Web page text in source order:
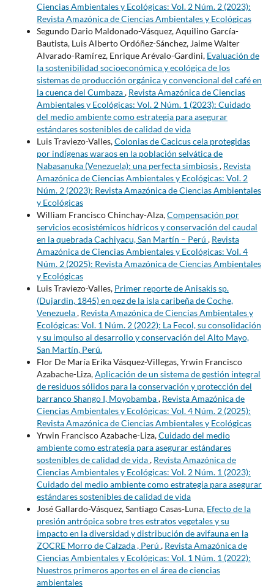
Ciencias Ambientales y Ecológicas: Vol. 2 Núm. 2 (2023):
Revista Amazónica de Ciencias Ambientales y Ecológicas
Segundo Dario Maldonado-Vásquez, Aquilino García-
Bautista, Luis Alberto Ordóñez-Sánchez, Jaime Walter
Alvarado-Ramírez, Enrique Arévalo-Gardini, Evaluación de
la sostenibilidad socioeconómica y ecológica de los
sistemas de producción orgánica y convencional del café en
la cuenca del Cumbaza, Revista Amazónica de Ciencias
Ambientales y Ecológicas: Vol. 2 Núm. 1 (2023): Cuidado
del medio ambiente como estrategia para asegurar
estándares sostenibles de calidad de vida
Luis Traviezo-Valles,Colonias de Cacicus cela protegidas
por indígenas waraos en la población selvática de
Nabasanuka (Venezuela): una perfecta simbiosis, Revista
Amazónica de Ciencias Ambientales y Ecológicas: Vol. 2
Núm. 2 (2023): Revista Amazónica de Ciencias Ambientales
y Ecológicas
William Francisco Chinchay-Alza,Compensación por
servicios ecosistémicos hídricos y conservación del caudal
en la quebrada Cachiyacu, San Martín – Perú , Revista
Amazónica de Ciencias Ambientales y Ecológicas: Vol. 4
Núm. 2 (2025): Revista Amazónica de Ciencias Ambientales
y Ecológicas
Luis Traviezo-Valles, Primer reporte de Anisakis sp.
(Dujardin, 1845) en pez de la isla caribeña de Coche,
Venezuela, Revista Amazónica de Ciencias Ambientales y
Ecológicas: Vol. 1 Núm. 2 (2022): La Fecol, su consolidación
y su impulso al desarrollo y conservación del Alto Mayo,
San Martín, Perú.
Flor De María Erika Vásquez-Villegas, Yrwin Francisco
Azabache-Liza,Aplicación de un sistema de gestión integral
de residuos sólidos para la conservación y protección del
barranco Shango I, Moyobamba, Revista Amazónica de
Ciencias Ambientales y Ecológicas: Vol. 4 Núm. 2 (2025):
Revista Amazónica de Ciencias Ambientales y Ecológicas
Yrwin Francisco Azabache-Liza,Cuidado del medio
ambiente como estrategia para asegurar estándares
sostenibles de calidad de vida, Revista Amazónica de
Ciencias Ambientales y Ecológicas: Vol. 2 Núm. 1 (2023):
Cuidado del medio ambiente como estrategia para asegurar
estándares sostenibles de calidad de vida
José Gallardo-Vásquez, Santiago Casas-Luna, Efecto de la
presión antrópica sobre tres estratos vegetales y su
impacto en la diversidad y distribución de avifauna en la
ZOCRE Morro de Calzada , Perú , Revista Amazónica de
Ciencias Ambientales y Ecológicas: Vol. 1 Núm. 1 (2022):
Nuestros primeros aportes en el área de ciencias
ambientales